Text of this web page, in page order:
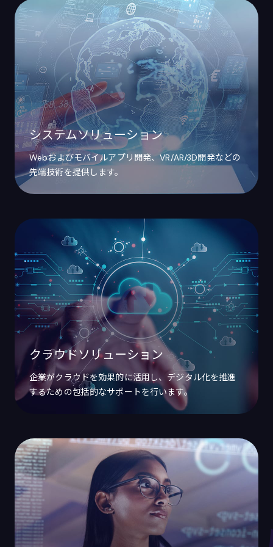
システムソリューション
Webおよびモバイルアプリ開発、VR/AR/3D開発などの
先端技術を提供します。
クラウドソリューション
企業がクラウドを効果的に活用し、デジタル化を推進
するための包括的なサポートを行います。